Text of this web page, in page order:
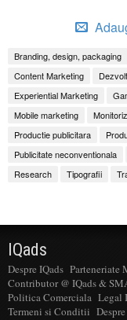
Branding, design, packaging
Content Marketing
Experiential Marketing
Mobile marketing
Productie publicitara
Publicitate neconventionala
Research
Tipografii
IQads
Despre IQads Parteneriate
Contributor @ IQads &
Politica Comerciala Legal
Termeni si Conditii